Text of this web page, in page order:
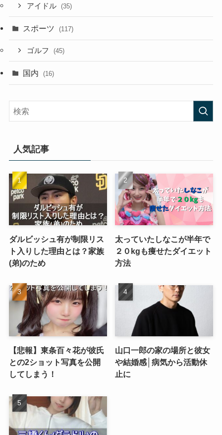
アイドル (35)
スポーツ (117)
ゴルフ (45)
国内 (16)
人気記事
ダルビッシュ有が制限リス
ト入りした理由とは？家族
(弟)のため
太っていたしなこが半年で
２０kgも痩せたダイエット
方法
【悲報】東条百々花が彼氏
との2ショット写真を公開
してしまう！
山口一郎の家の場所と彼女
や結婚感│病気から活動休
止に